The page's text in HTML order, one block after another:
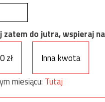
do jutra, wspieraj
zł
Inna kwota
miesiącu: Tutaj